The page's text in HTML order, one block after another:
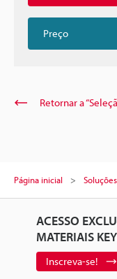
Preço
Retornar a
Página inicial Soluções
ACESSO
MATERIAIS
Inscreva-se!